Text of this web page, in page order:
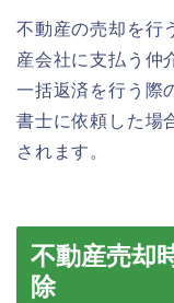
不動産の売却を行
産会社に支払う仲
一括返済を行う際
書士に依頼した場
されます。
不動産売却
除